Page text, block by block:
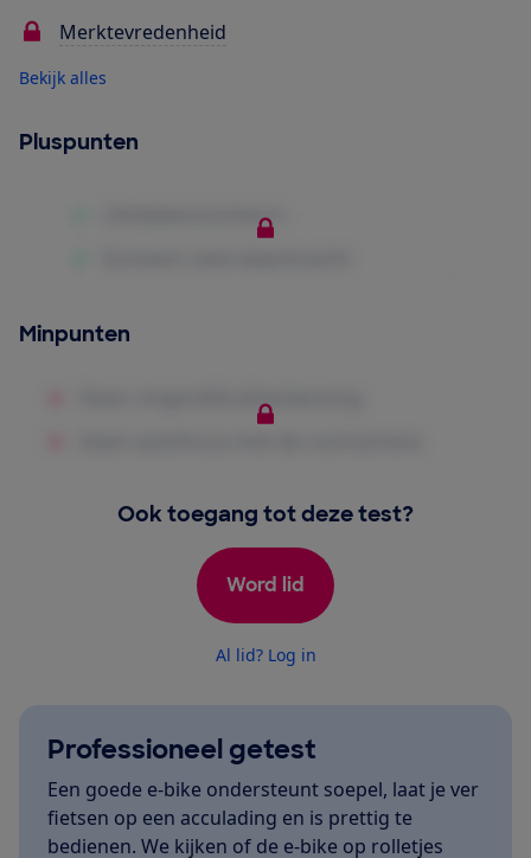
Merktevredenheid
Bekijk alles
Pluspunten
Minpunten
Ook toegang tot deze test?
Word lid
Al lid? Log in
Professioneel getest
Een goede e-bike ondersteunt soepel, laat je ver
fietsen op een acculading en is prettig te
bedienen. We kijken of de e-bike op rolletjes